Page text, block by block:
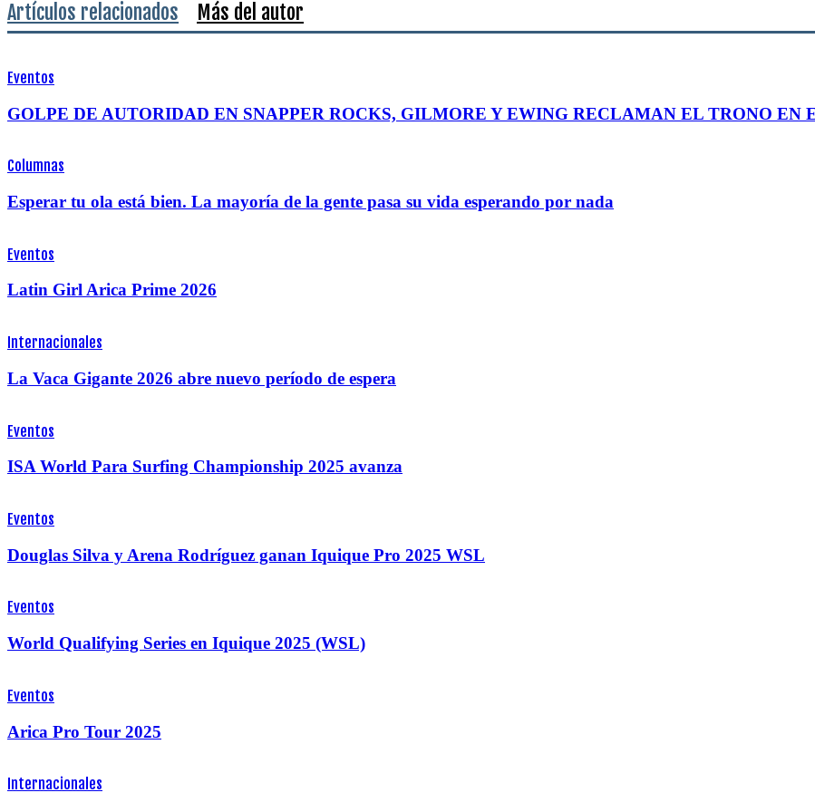
Artículos relacionados Más del autor
Eventos
GOLPE DE AUTORIDAD EN SNAPPER ROCKS, GILMORE Y EWING RECLAMAN EL TRONO EN
Columnas
Esperar tu ola está bien. La mayoría de la gente pasa su vida esperando por nada
Eventos
Latin Girl Arica Prime 2026
Internacionales
La Vaca Gigante 2026 abre nuevo período de espera
Eventos
ISA World Para Surfing Championship 2025 avanza
Eventos
Douglas Silva y Arena Rodríguez ganan Iquique Pro 2025 WSL
Eventos
World Qualifying Series en Iquique 2025 (WSL)
Eventos
Arica Pro Tour 2025
Internacionales